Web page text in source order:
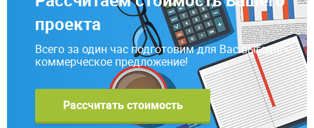
проекта
Всего за один час подготовим для Вас выгодное
коммерческое предложение!
Рассчитать стоимость